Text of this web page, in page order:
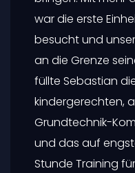
war die erste
besucht und
an die Grenze
füllte Sebastian
kindergerechten,
Grundtechnik-
und das auf
Stunde Training